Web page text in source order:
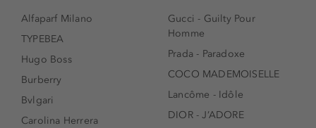
Alfaparf Milano
TYPEBEA
Hugo Boss
Burberry
Bvlgari
Carolina Herrera
Gucci - Guilty Pour
Homme
Prada - Paradoxe
COCO MADEMOISELLE
Lancôme - Idôle
DIOR - J’ADORE